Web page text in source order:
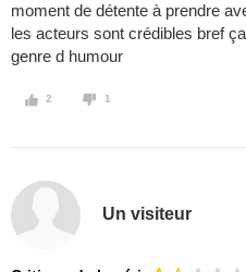
moment de détente à prendre
les acteurs sont crédibles bref
genre d humour
2 1
Un visiteur